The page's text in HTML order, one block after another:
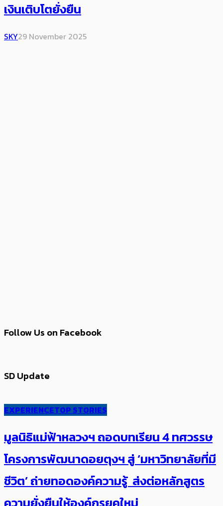
เงินเติบโตยั่งยืน
SKY29 November 2025
Follow Us on Facebook
SD Update
EXPERIENCETOP STORIES
มูลนิธิแม่ฟ้าหลวงฯ ถอดบทเรียน 4 ทศวรรษ
โครงการพัฒนาดอยตุงฯ สู่ ‘มหาวิทยาลัยที่มี
ชีวิต’ ถ่ายทอดองค์ความรู้ ส่งต่อหลักสูตร